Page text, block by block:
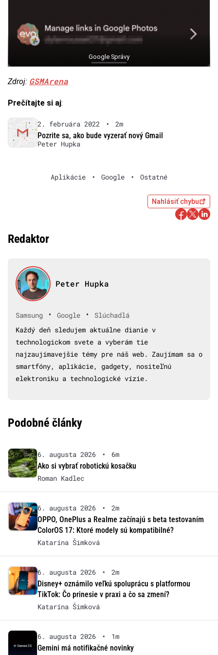
Google Správy
Zdroj: GSMArena
Prečítajte si aj:
2. februára 2022 •
2m
Pozrite sa, ako bude vyzerať nový Gmail
Peter Hupka
Aplikácie • Google • Ostatné
Nahlásiť chybu
Redaktor
Peter Hupka
Samsung • Google •
Slúchadlá
Každý deň sledujem aktuálne dianie v
technologickom svete a vyberám tie
najzaujímavejšie témy pre náš web. Zaujímam sa o
smartfóny, aplikácie, gadgety, nositeľnú
elektroniku a technologické vízie.
Podobné články
6. augusta 2026 •
6m
Ako si vybrať robotickú kosačku
Roman Kadlec
6. augusta 2026 •
2m
OPPO, OnePlus a Realme začínajú s beta testovaním
ColorOS 17: Ktoré modely sú kompatibilné?
Katarína Šimková
6. augusta 2026 •
2m
Disney+ oznámilo veľkú spoluprácu s platformou
TikTok: Čo prinesie v praxi a čo sa zmení?
Katarína Šimková
6. augusta 2026 •
1m
Gemini má notifikačné novinky